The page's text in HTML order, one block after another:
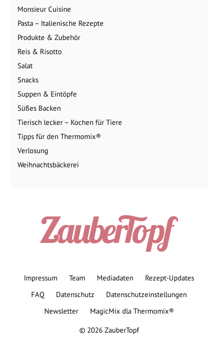
Monsieur Cuisine
Pasta – Italienische Rezepte
Produkte & Zubehör
Reis & Risotto
Salat
Snacks
Suppen & Eintöpfe
Süßes Backen
Tierisch lecker – Kochen für Tiere
Tipps für den Thermomix®
Verlosung
Weihnachtsbäckerei
Impressum Team Mediadaten
Rezept-Updates
FAQ
Datenschutz
Datenschutzeinstellungen
Newsletter
MagicMix dla Thermomix®
© 2026 ZauberTopf